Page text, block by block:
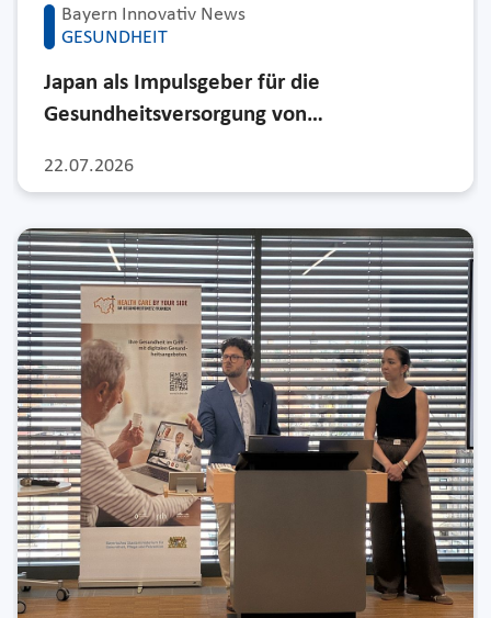
Bayern Innovativ News
GESUNDHEIT
22.07.2026
Japan als Impulsgeber für die
Gesundheitsversorgung von…